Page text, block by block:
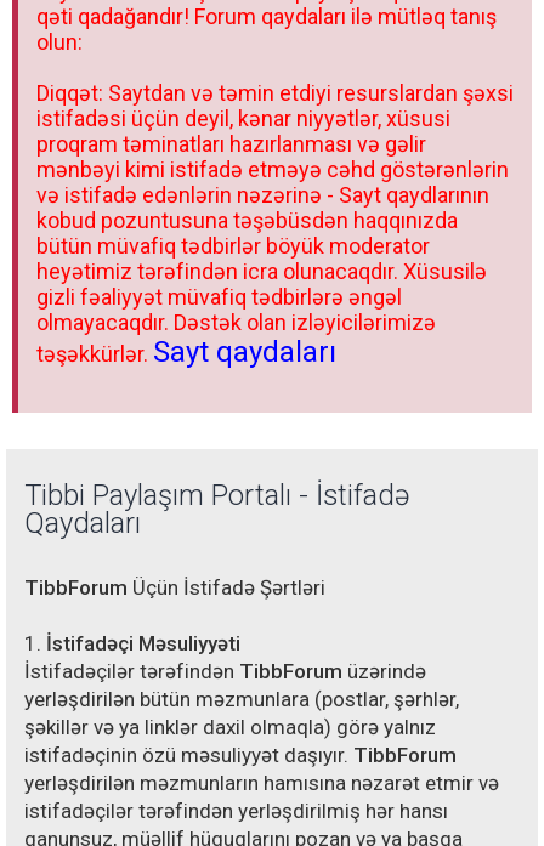
qəti qadağandır! Forum qaydaları ilə mütləq tanış
olun:
Diqqət: Saytdan və təmin etdiyi resurslardan şəxsi
istifadəsi üçün deyil, kənar niyyətlər, xüsusi
proqram təminatları hazırlanması və gəlir
mənbəyi kimi istifadə etməyə cəhd göstərənlərin
və istifadə edənlərin nəzərinə - Sayt qaydlarının
kobud pozuntusuna təşəbüsdən haqqınızda
bütün müvafiq tədbirlər böyük moderator
heyətimiz tərəfindən icra olunacaqdır. Xüsusilə
gizli fəaliyyət müvafiq tədbirlərə əngəl
olmayacaqdır. Dəstək olan izləyicilərimizə
təşəkkürlər. Sayt qaydaları
Tibbi Paylaşım Portalı - İstifadə
Qaydaları
TibbForum Üçün İstifadə Şərtləri
1. İstifadəçi Məsuliyyəti
İstifadəçilər tərəfindən TibbForum üzərində
yerləşdirilən bütün məzmunlara (postlar, şərhlər,
şəkillər və ya linklər daxil olmaqla) görə yalnız
istifadəçinin özü məsuliyyət daşıyır. TibbForum
yerləşdirilən məzmunların hamısına nəzarət etmir və
istifadəçilər tərəfindən yerləşdirilmiş hər hansı
qanunsuz, müəllif hüquqlarını pozan və ya başqa